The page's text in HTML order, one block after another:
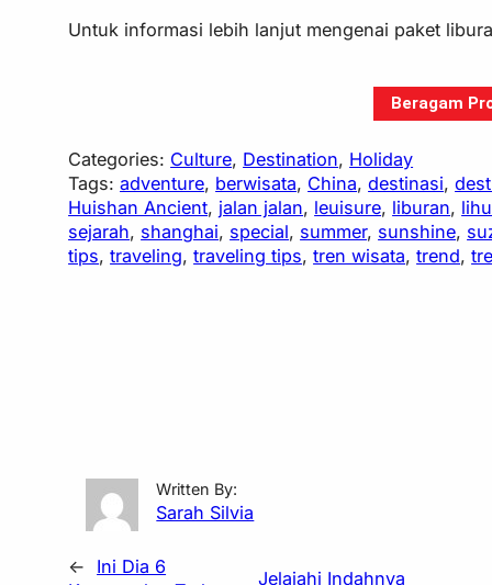
Untuk informasi lebih lanjut mengenai paket
Beragam
Categories: Culture, Destination, Holiday
Tags:adventure, berwisata, China, destinasi,
Huishan Ancient, jalan jalan, leuisure, liburan,
sejarah, shanghai, special, summer, sunshine,
tips, traveling, traveling tips, tren wisata, trend,
Written By:
Sarah Silvia
←
Ini Dia 6
Jelajahi Indahnya